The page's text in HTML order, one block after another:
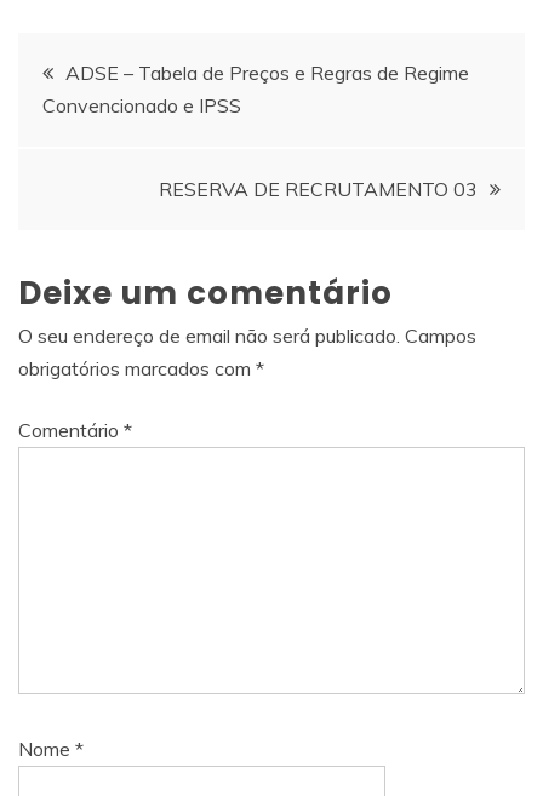
Navegação
de
artigos
ADSE – Tabela de Preços e Regras de Regime
Convencionado e IPSS
RESERVA DE RECRUTAMENTO 03
Deixe um comentário
O seu endereço de email não será publicado. Campos
obrigatórios marcados com *
Comentário *
Nome *